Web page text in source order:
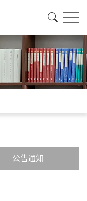
公告通知